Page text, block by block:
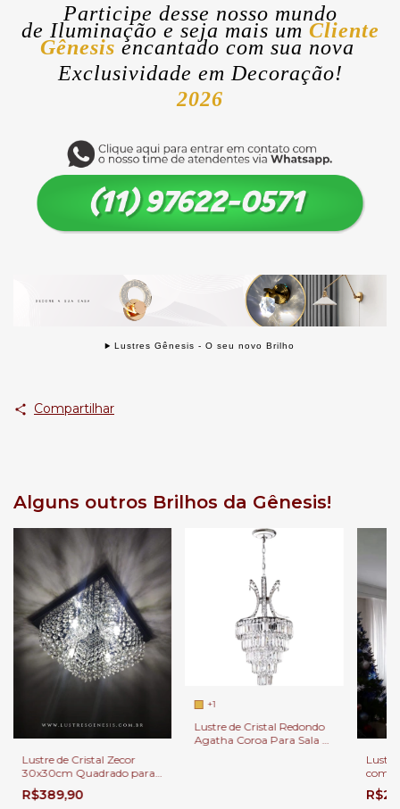
Participe desse nosso mundo
de Iluminação e seja mais um Cliente
Gênesis encantado com sua nova
Exclusividade em Decoração!
2026
Lustres Gênesis - O seu novo Brilho
Compartilhar
Alguns outros Brilhos da Gênesis!
Lustre de Cristal Zecor
30x30cm Quadrado para
Sala de Estar e Quartos
R$389,90
+1
Lustre de Cristal Redondo
Agatha Coroa Para Sala de
com
de